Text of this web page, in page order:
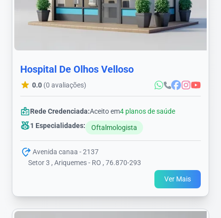
Hospital De Olhos Velloso
0.0 (0 avaliações)
Rede Credenciada:Aceito em4 planos de saúde
1 Especialidades:
Oftalmologista
Avenida canaa - 2137
Setor 3 , Ariquemes - RO , 76.870-293
Ver Mais